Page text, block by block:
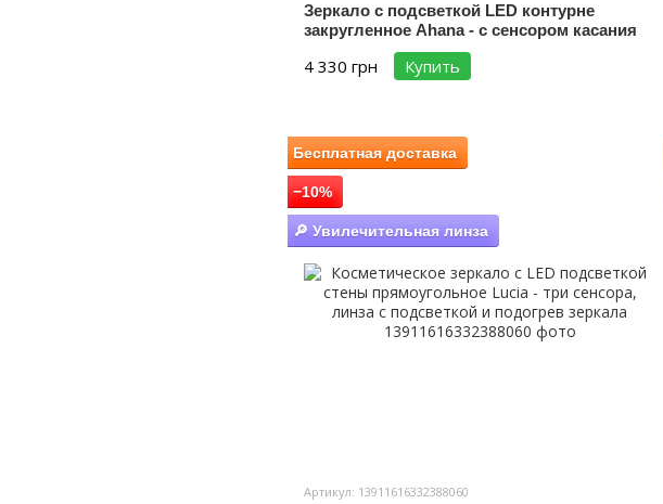
Зеркало с подсветкой LED контурне
закругленное Ahana - с сенсором касания
4 330 грн Купить
Бесплатная доставка
−10%
🔎 Увилечительная линза
Артикул: 13911616332388060